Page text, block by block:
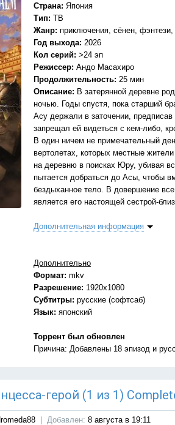
Страна: Япония
Тип: ТВ
Жанр: приключения, сёнен,
Год выхода: 2026
Кол серий: >24 эп
Режиссер: Андо Масахиро
Продолжительность: 25 мин
Описание: В затерянной деревне
ночью. Годы спустя, пока старший
Асу держали в заточении,
запрещал ей видеться с кем-либо,
В один ничем не примечательный
вертолетах, которых местные
на деревню в поисках Юру, убивая
пытается добраться до Асы, чтобы
бездыханное тело. В довершение
является его настоящей сестрой-
Дополнительная информация
Дополнительно
Формат: mkv
Разрешение: 1920x1080
Субтитры: русские (софтсаб)
Язык: японский
Торрент был обновлен
Причина: Добавлены 18 эпизод и
герой (1 из 1)
Добавлен: 8 августа в 19:11